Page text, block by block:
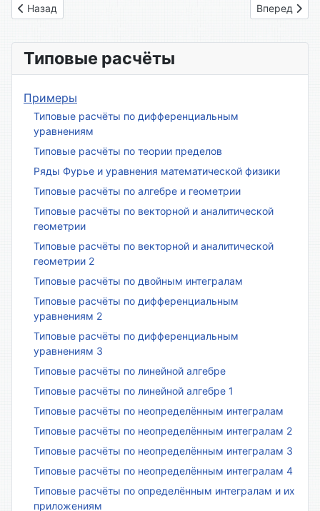
Предыдущий: Вариант № 15
Назад Следующий:
Вперед
Типовые расчёты
Примеры
Типовые расчёты по дифференциальным
уравнениям
Типовые расчёты по теории пределов
Ряды Фурье и уравнения математической физики
Типовые расчёты по алгебре и геометрии
Типовые расчёты по векторной и аналитической
геометрии
Типовые расчёты по векторной и аналитической
геометрии 2
Типовые расчёты по двойным интегралам
Типовые расчёты по дифференциальным
уравнениям 2
Типовые расчёты по дифференциальным
уравнениям 3
Типовые расчёты по линейной алгебре
Типовые расчёты по линейной алгебре 1
Типовые расчёты по неопределённым интегралам
Типовые расчёты по неопределённым интегралам 2
Типовые расчёты по неопределённым интегралам 3
Типовые расчёты по неопределённым интегралам 4
Типовые расчёты по определённым интегралам и их
приложениям